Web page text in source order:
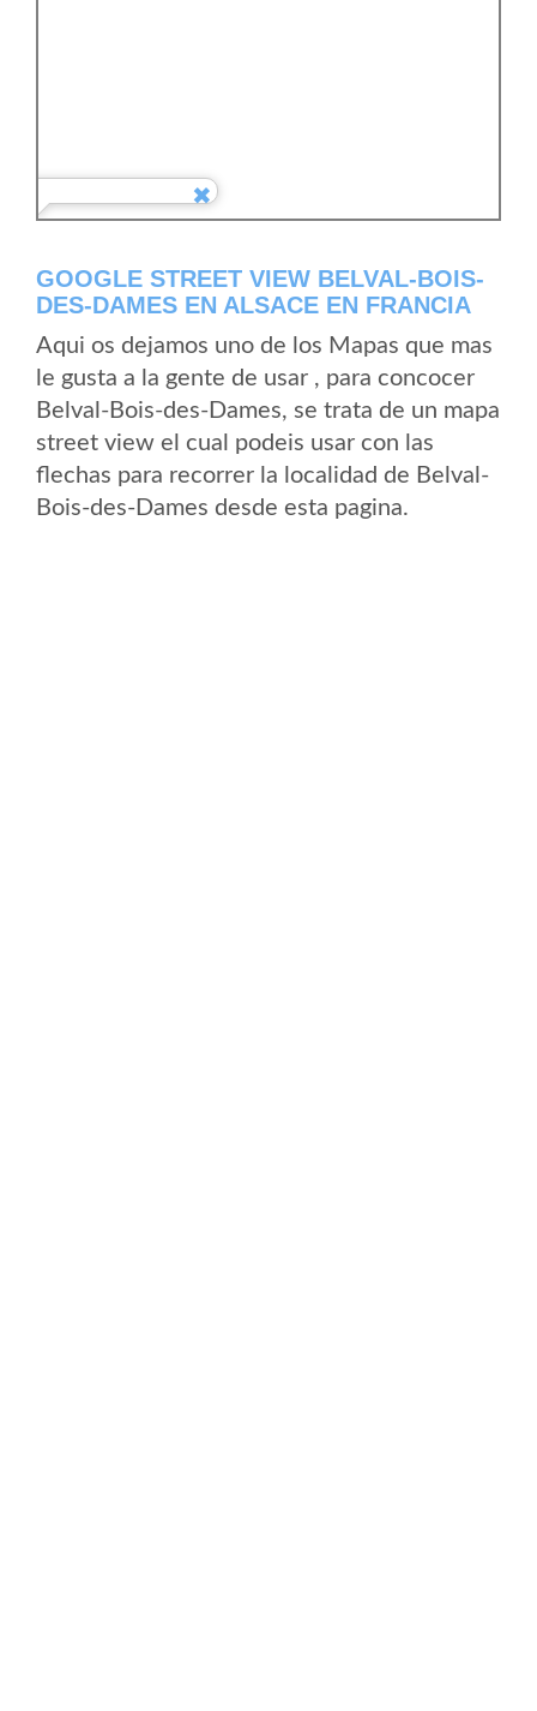
GOOGLE STREET VIEW BELVAL-BOIS-
DES-DAMES EN ALSACE EN FRANCIA
Aqui os dejamos uno de los Mapas que mas
le gusta a la gente de usar , para concocer
Belval-Bois-des-Dames, se trata de un mapa
street view el cual podeis usar con las
flechas para recorrer la localidad de Belval-
Bois-des-Dames desde esta pagina.